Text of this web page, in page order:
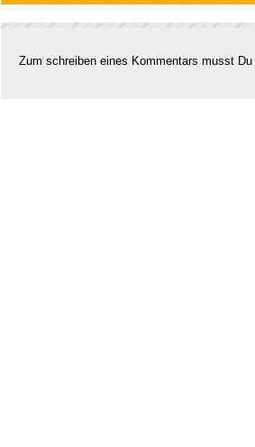
Zum schreiben eines Kommentars musst Du